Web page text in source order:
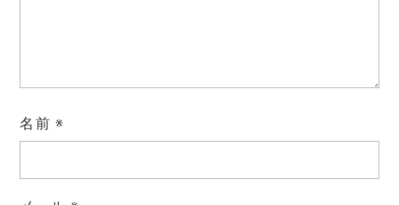
名前 ※